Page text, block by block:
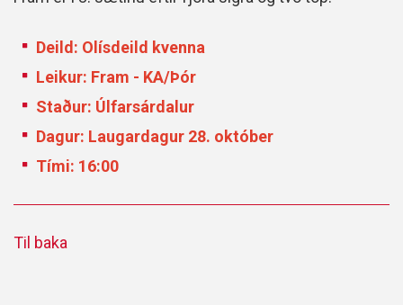
Deild: Olísdeild kvenna
Leikur: Fram - KA/Þór
Staður: Úlfarsárdalur
Dagur: Laugardagur 28. október
Tími: 16:00
Til baka